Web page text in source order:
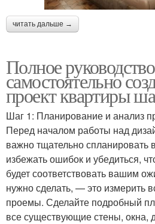
читать дальше →
Полное
самостоятельно
проект квартиры
Шаг 1: Планирование и анализ
Перед началом работы над
важно тщательно спланировать
избежать ошибок и убедиться,
будет соответствовать вашим
нужно сделать, — это измерить
проемы. Сделайте подробный
все существующие стены, окна,